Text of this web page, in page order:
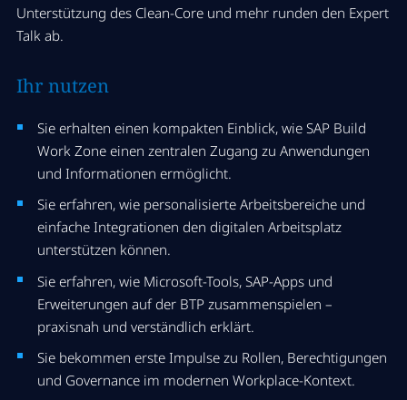
Unterstützung des Clean-Core und mehr runden den Expert
Talk ab.
Ihr nutzen
Sie erhalten einen kompakten Einblick, wie SAP Build
Work Zone einen zentralen Zugang zu Anwendungen
und Informationen ermöglicht.
Sie erfahren, wie personalisierte Arbeitsbereiche und
einfache Integrationen den digitalen Arbeitsplatz
unterstützen können.
Sie erfahren, wie Microsoft-Tools, SAP-Apps und
Erweiterungen auf der BTP zusammenspielen –
praxisnah und verständlich erklärt.
Sie bekommen erste Impulse zu Rollen, Berechtigungen
und Governance im modernen Workplace-Kontext.